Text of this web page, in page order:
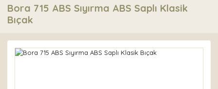
Bora 715 ABS Sıyırma ABS Saplı Klasik
Bıçak